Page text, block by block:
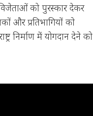
को पुरस्कार देकर
और प्रतिभागियों को
निर्माण में योगदान देने को